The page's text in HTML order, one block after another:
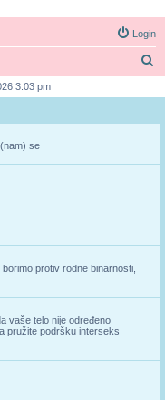
Login
r
3:03 pm
se
protiv rodne binarnosti,
vaše telo nije određeno
pružite podršku interseks